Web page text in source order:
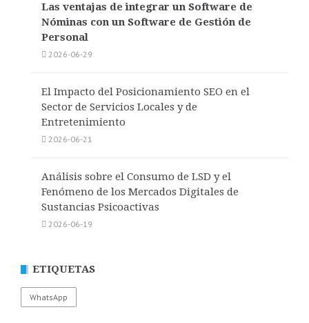
Las ventajas de integrar un Software de
Nóminas con un Software de Gestión de
Personal
2026-06-29
El Impacto del Posicionamiento SEO en el
Sector de Servicios Locales y de
Entretenimiento
2026-06-21
Análisis sobre el Consumo de LSD y el
Fenómeno de los Mercados Digitales de
Sustancias Psicoactivas
2026-06-19
ETIQUETAS
WhatsApp